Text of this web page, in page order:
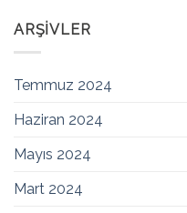
ARŞIVLER
Temmuz 2024
Haziran 2024
Mayıs 2024
Mart 2024